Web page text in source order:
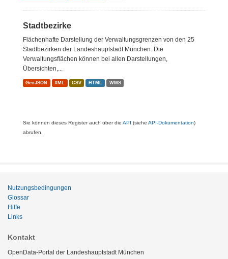
Stadtbezirke
Flächenhafte Darstellung der Verwaltungsgrenzen von den 25
Stadtbezirken der Landeshauptstadt München. Die
Verwaltungsflächen können bei allen Darstellungen,
Übersichten,...
GeoJSON XML CSV HTML WMS
Sie können dieses Register auch über die API (siehe API-Dokumentation)
abrufen.
Nutzungsbedingungen
Glossar
Hilfe
Links
Kontakt
OpenData-Portal der Landeshauptstadt München